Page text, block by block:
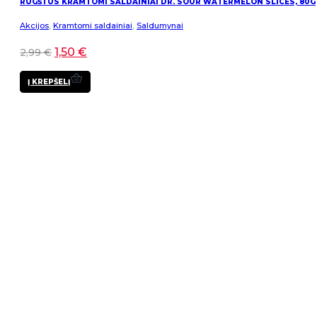
Akcijos, Kramtomi saldainiai, Saldumynai
2,99€ 1,50 €
Į KREPŠELĮ